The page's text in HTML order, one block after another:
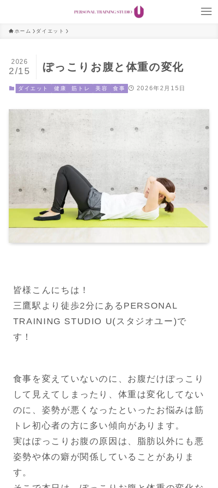
ホーム ダイエット
ぽっこりお腹と体重の変化
2026
2/15
ダイエット 健康 筋トレ 美容 食事 2026年2月15日
皆様こんにちは！
三鷹駅より徒歩2分にあるPERSONAL
TRAINING STUDIO U(スタジオユー)で
す！
食事を変えていないのに、お腹だけぽっこり
して見えてしまったり、体重は変化してない
のに、姿勢が悪くなったといったお悩みは筋
トレ初心者の方に多い傾向があります。
実はぽっこりお腹の原因は、脂肪以外にも悪
姿勢や体の癖が関係していることがありま
す。